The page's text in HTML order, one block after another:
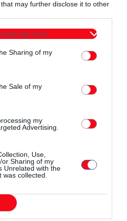
that may further disclose it to other
Opt Outs
Sharing of my
Sale of my
my
Advertising.
Use,
Sharing of my
Unrelated with the
collected.
Συμβουλίου του ΟΦΘΑ
email